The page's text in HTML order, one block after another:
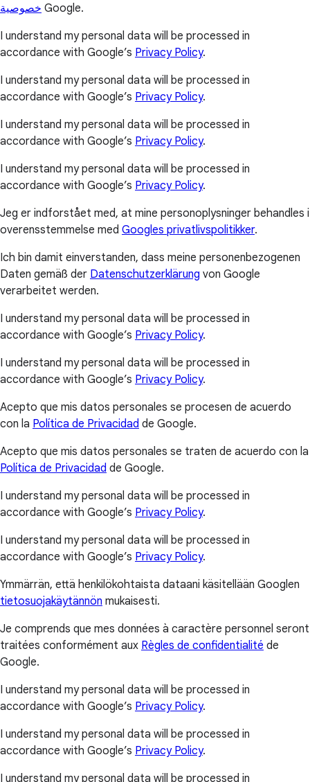
خصوصية Google.
I understand my personal data will be processed in
accordance with Google’s Privacy Policy.
I understand my personal data will be processed in
accordance with Google’s Privacy Policy.
I understand my personal data will be processed in
accordance with Google’s Privacy Policy.
I understand my personal data will be processed in
accordance with Google’s Privacy Policy.
Jeg er indforstået med, at mine personoplysninger behandles i
overensstemmelse med Googles privatlivspolitikker.
Ich bin damit einverstanden, dass meine personenbezogenen
Daten gemäß der Datenschutzerklärung von Google
verarbeitet werden.
I understand my personal data will be processed in
accordance with Google’s Privacy Policy.
I understand my personal data will be processed in
accordance with Google’s Privacy Policy.
Acepto que mis datos personales se procesen de acuerdo
con la Política de Privacidad de Google.
Acepto que mis datos personales se traten de acuerdo con la
Política de Privacidad de Google.
I understand my personal data will be processed in
accordance with Google’s Privacy Policy.
I understand my personal data will be processed in
accordance with Google’s Privacy Policy.
Ymmärrän, että henkilökohtaista dataani käsitellään Googlen
tietosuojakäytännön mukaisesti.
Je comprends que mes données à caractère personnel seront
traitées conformément aux Règles de confidentialité de
Google.
I understand my personal data will be processed in
accordance with Google’s Privacy Policy.
I understand my personal data will be processed in
accordance with Google’s Privacy Policy.
I understand my personal data will be processed in